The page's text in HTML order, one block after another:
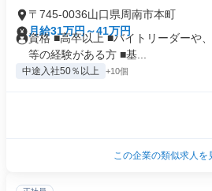
〒745-0036山口県周南市本町
月給31万円～41万円
資格 ■高卒以上 ■バイトリーダーや
等の経験がある方 ■基...
中途入社50％以上 +10個
この企業の類似求人を